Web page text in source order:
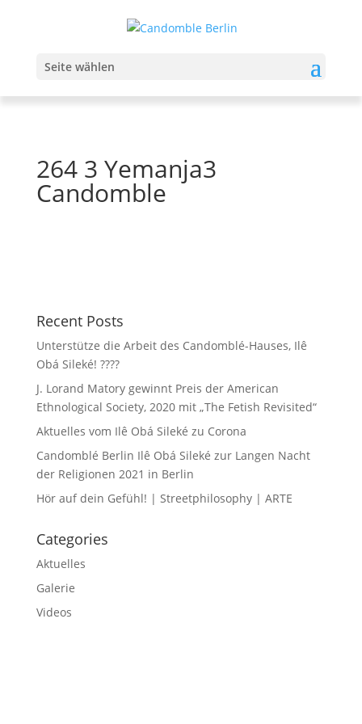
Seite wählen
264 3 Yemanja3
Candomble
Recent Posts
Unterstütze die Arbeit des Candomblé-Hauses, Ilê
Obá Sileké! ????
J. Lorand Matory gewinnt Preis der American
Ethnological Society, 2020 mit „The Fetish Revisited“
Aktuelles vom Ilê Obá Sileké zu Corona
Candomblé Berlin Ilê Obá Sileké zur Langen Nacht
der Religionen 2021 in Berlin
Hör auf dein Gefühl! | Streetphilosophy | ARTE
Categories
Aktuelles
Galerie
Videos